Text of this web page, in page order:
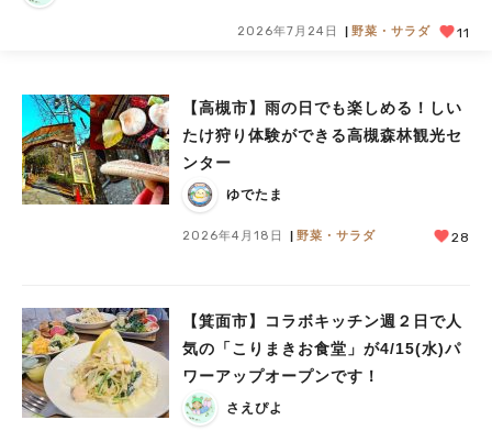
2026年7月24日 野菜・サラダ 11
【高槻市】雨の日でも楽しめる！しい
たけ狩り体験ができる高槻森林観光セ
ンター
ゆでたま
2026年4月18日 野菜・サラダ 28
【箕面市】コラボキッチン週２日で人
気の「こりまきお食堂」が4/15(水)パ
ワーアップオープンです！
さえぴよ